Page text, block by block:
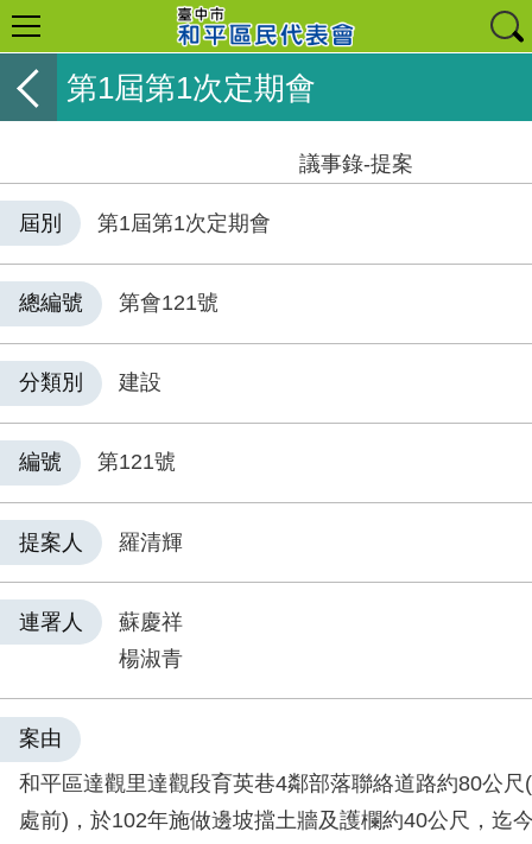
第1屆第1次定期會
議事錄-提案
屆別 第1屆第1次定期會
總編號 第會121號
分類別 建設
編號 第121號
提案人 羅清輝
連署人
蘇慶祥
楊淑青
案由
和平區達觀里達觀段育英巷4鄰部落聯絡道路約80公
處前)，於102年施做邊坡擋土牆及護欄約40公尺，迄